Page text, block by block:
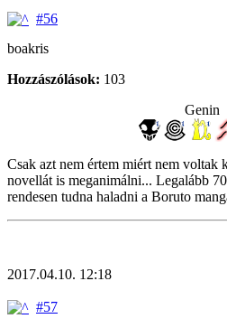
#56
boakris
Hozzászólások: 103
Genin
Csak azt nem értem miért nem voltak
novellát is meganimálni... Legalább
rendesen tudna haladni a Boruto
2017.04.10. 12:18
#57